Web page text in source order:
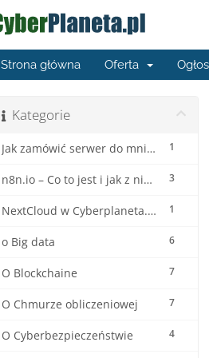
Strona główna Oferta
Kategorie
1
Jak zamówić serwer do mninecrafta ?
3
n8n.io – Co to jest i jak z niego korzystać?
1
NextCloud w Cyberplaneta.pl
6
o Big data
7
O Blockchaine
7
O Chmurze obliczeniowej
4
O Cyberbezpieczeństwie